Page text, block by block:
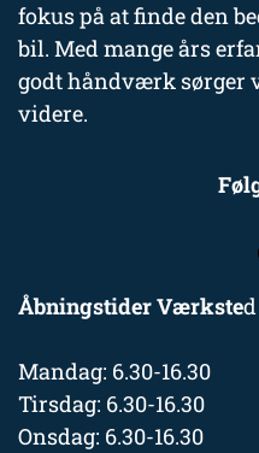
fokus på at finde den
bil. Med mange års
godt håndværk sørger
videre.
Åbningstider Værksted
Mandag: 6.30-16.30
Tirsdag: 6.30-16.30
Onsdag: 6.30-16.30